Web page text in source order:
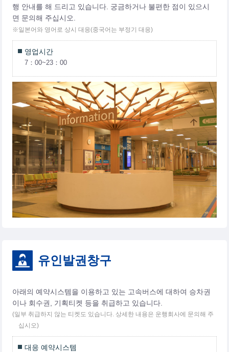
행 안내를 해 드리고 있습니다. 궁금하거나 불편한 점이 있으시
면 문의해 주십시오.
※일본어와 영어로 상시 대응(중국어는 부정기 대응)
영업시간
7：00~23：00
유인발권창구
아래의 예약시스템을 이용하고 있는 고속버스에 대하여 승차권
이나 회수권, 기획티켓 등을 취급하고 있습니다.
(일부 취급하지 않는 티켓도 있습니다. 상세한 내용은 운행회사에 문의해 주
십시오)
대응 예약시스템